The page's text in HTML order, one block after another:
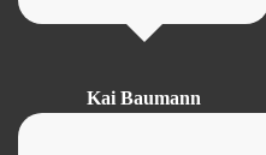
Kai Baumann